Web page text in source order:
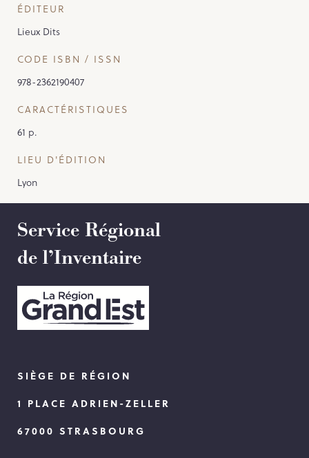
ÉDITEUR
Lieux Dits
CODE ISBN / ISSN
978-2362190407
CARACTÉRISTIQUES
61 p.
LIEU D'ÉDITION
Lyon
Service Régional
de l’Inventaire
SIÈGE DE RÉGION
1 PLACE ADRIEN-ZELLER
67000 STRASBOURG